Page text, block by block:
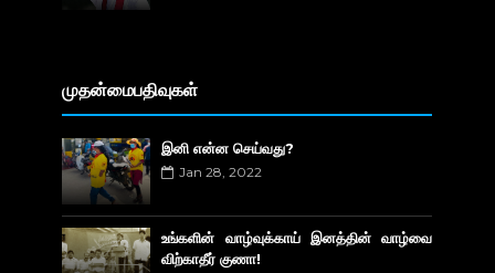
முதன்மைபதிவுகள்
இனி என்ன செய்வது?
Jan 28, 2022
உங்களின் வாழ்வுக்காய் இனத்தின் வாழ்வை
விற்காதீர் குணா!